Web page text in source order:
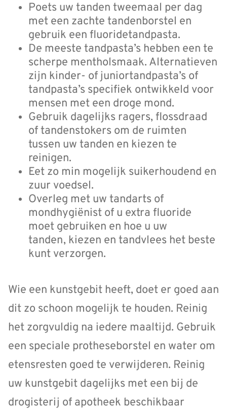
Poets uw tanden tweemaal per dag
met een zachte tandenborstel en
gebruik een fluoridetandpasta.
De meeste tandpasta’s hebben een te
scherpe mentholsmaak. Alternatieven
zijn kinder- of juniortandpasta’s of
tandpasta’s specifiek ontwikkeld voor
mensen met een droge mond.
Gebruik dagelijks ragers, flossdraad
of tandenstokers om de ruimten
tussen uw tanden en kiezen te
reinigen.
Eet zo min mogelijk suikerhoudend en
zuur voedsel.
Overleg met uw tandarts of
mondhygiënist of u extra fluoride
moet gebruiken en hoe u uw
tanden, kiezen en tandvlees het beste
kunt verzorgen.
Wie een kunstgebit heeft, doet er goed aan
dit zo schoon mogelijk te houden. Reinig
het zorgvuldig na iedere maaltijd. Gebruik
een speciale protheseborstel en water om
etensresten goed te verwijderen. Reinig
uw kunstgebit dagelijks met een bij de
drogisterij of apotheek beschikbaar